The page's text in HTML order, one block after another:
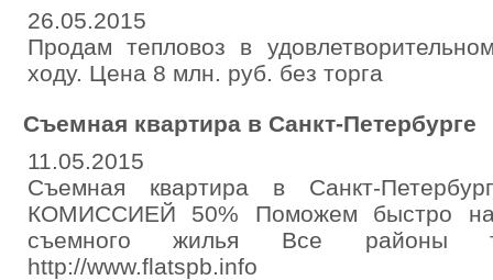
26.05.2015
Продам тепловоз в
ходу. Цена 8 млн. руб. без торга
Съемная квартира в Санкт-Петербурге
11.05.2015
Съемная квартира в Санкт-
КОМИССИЕЙ 50% Поможем быстро
съемного жилья Все районы
http://www.flatspb.info